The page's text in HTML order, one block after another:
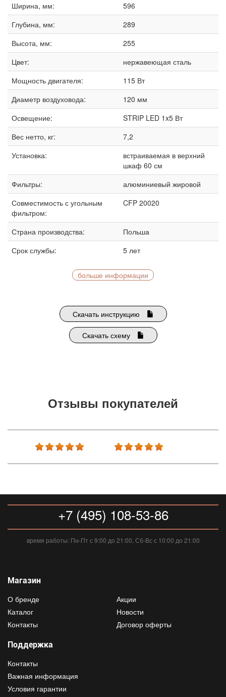
Ширина, мм:
596
Глубина, мм:
289
Высота, мм:
255
Цвет:
нержавеющая сталь
Мощность двигателя:
115 Вт
Диаметр воздуховода:
120 мм
Освещение:
STRIP LED 1x5 Вт
Вес нетто, кг:
7,2
Установка:
встраиваемая в верхний
шкаф 60 см
Фильтры:
алюминиевый жировой
Совместимость с угольным
фильтром:
CFP 20020
Страна производства:
Польша
Срок службы:
5 лет
больше информации
Скачать инструкцию
Скачать схему
Отзывы покупателей
+7 (495) 108-53-86
время работы: Пн-Пт с 9:00 до 21:00, Сб-Вс с 10:00 до 21:00
Магазин
О бренде
Каталог
Контакты
Акции
Новости
Договор оферты
Поддержка
Контакты
Важная информация
Условия гарантии